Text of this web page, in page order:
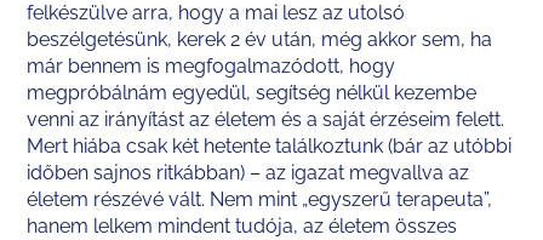
felkészülve arra, hogy a mai lesz az utolsó
beszélgetésünk, kerek 2 év után, még akkor sem, ha
már bennem is megfogalmazódott, hogy
megpróbálnám egyedül, segítség nélkül kezembe
venni az irányítást az életem és a saját érzéseim felett.
Mert hiába csak két hetente találkoztunk (bár az utóbbi
időben sajnos ritkábban) – az igazat megvallva az
életem részévé vált. Nem mint „egyszerű terapeuta”,
hanem lelkem mindent tudója, az életem összes